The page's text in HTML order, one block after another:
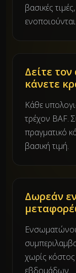
βασικές
Δείτε
κάνετε
Κάθε
τρέχον BAF.
πραγματικό
βασική τιμή.
Δωρεάν
χωρίς
εβδομάδων.